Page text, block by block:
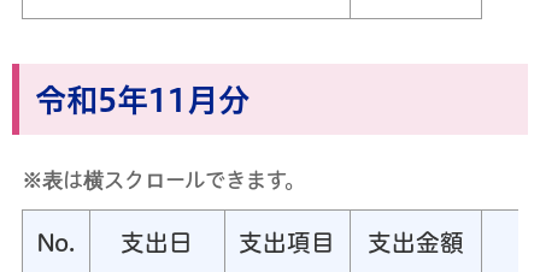
令和5年11月分
※表は横スクロールできます。
No. 支出日 支出項目 支出金額